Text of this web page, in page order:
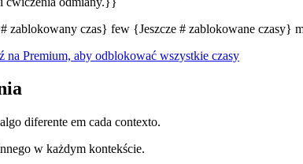
zablokowany czas} few {Jeszcze # zablokowane
na Premium, aby odblokować wszystkie czasy
diferente em cada contexto.
w każdym kontekście.